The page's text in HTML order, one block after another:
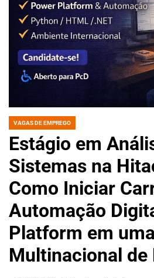
POSTED
VAGAS DE EMPREGO
Estágio em
Sistemas na
Como Iniciar
Automação
Platform em uma
Multinacional de